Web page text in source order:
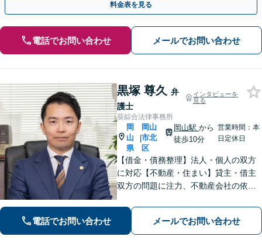
料金表を見る
電話でお問い合わせ メールでお問い合わせ
黒塚 尊久 弁
護士
インタビューを
見る
葵綜合法律事務所
岡
山
県
|
岡山
市北
区
岡山駅 から
徒歩10分
営業時間：本
日定休日
【借金・債務整理】法人・個人の双方
に対応【不動産・住まい】貸主・借主
双方の問題に注力、不動産会社の依頼
通。その他労働事件もカバー【行政事
件】学校トラブル・いじめ問題に注力
【企業法務】予防法務・紛争対応お任
電話でお問い合わせ メールでお問い合わせ